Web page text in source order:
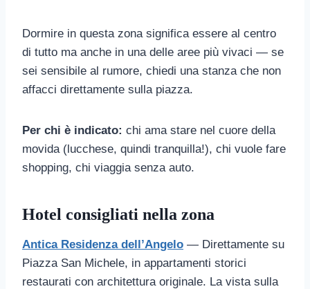
Dormire in questa zona significa essere al centro
di tutto ma anche in una delle aree più vivaci — se
sei sensibile al rumore, chiedi una stanza che non
affacci direttamente sulla piazza.
Per chi è indicato: chi ama stare nel cuore della
movida (lucchese, quindi tranquilla!), chi vuole fare
shopping, chi viaggia senza auto.
Hotel consigliati nella zona
Antica Residenza dell’Angelo — Direttamente su
Piazza San Michele, in appartamenti storici
restaurati con architettura originale. La vista sulla